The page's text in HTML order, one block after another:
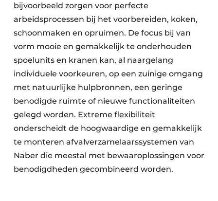
bijvoorbeeld zorgen voor perfecte
arbeidsprocessen bij het voorbereiden, koken,
schoonmaken en opruimen. De focus bij van
vorm mooie en gemakkelijk te onderhouden
spoelunits en kranen kan, al naargelang
individuele voorkeuren, op een zuinige omgang
met natuurlijke hulpbronnen, een geringe
benodigde ruimte of nieuwe functionaliteiten
gelegd worden. Extreme flexibiliteit
onderscheidt de hoogwaardige en gemakkelijk
te monteren afvalverzamelaarssystemen van
Naber die meestal met bewaaroplossingen voor
benodigdheden gecombineerd worden.